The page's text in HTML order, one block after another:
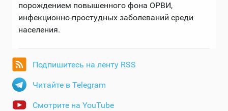
порождением повышенного фона ОРВИ,
инфекционно-простудных заболеваний среди
населения.
Подпишитесь на ленту RSS
Читайте в Telegram
Смотрите на YouTube